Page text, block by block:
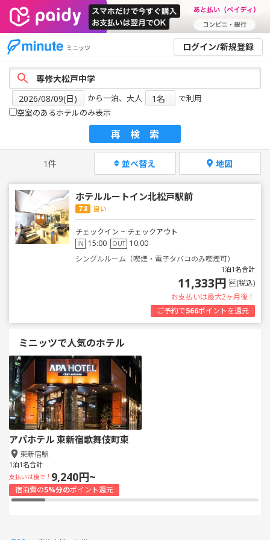
ミニッツ ログイン/新規登録
から一泊、大人
で利用
空室のあるホテルのみ表示
再検索
1件 並べ替え 地図
ホテルルートイン北松戸駅前
7.8 良い
チェックイン ~ チェックアウト
IN 15:00 OUT 10:00
シングルルーム（喫煙・電子タバコのみ喫煙可）
1泊1名合計
11,333円 (税込)
お支払いは最大2ヶ月後！
ご予約で566ポイントを還元
ミニッツで人気のホテル
アパホテル 東新宿歌舞伎町東
東新宿駅
1泊1名合計
支払いは後で！ 9,240円~
宿泊費の5%分のポイント還元